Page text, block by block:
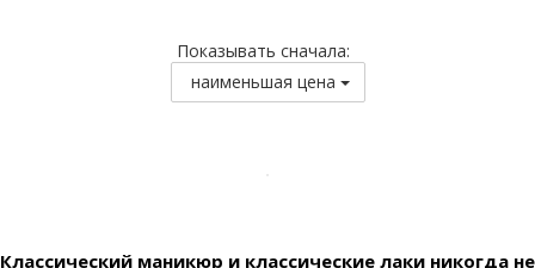
Показывать сначала:
наименьшая цена
Классический маникюр и классические лаки никогда не